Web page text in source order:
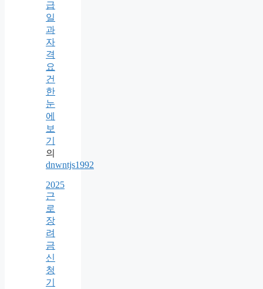
급
일
과
자
격
요
건
한
눈
에
보
기
의
dnwntjs1992
2025
근
로
장
려
금
신
청
기